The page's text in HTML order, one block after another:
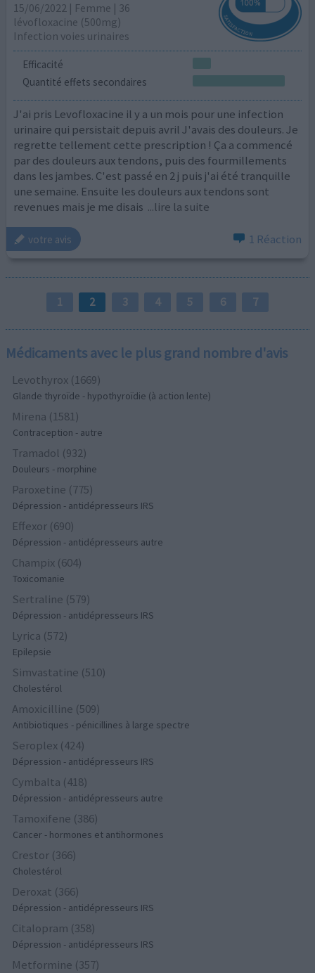
15/06/2022 | Femme | 36
lévofloxacine (500mg)
Infection voies urinaires
Efficacité
Quantité effets secondaires
J'ai pris Levofloxacine il y a un mois pour une infection
urinaire qui persistait depuis avril J'avais des douleurs. Je
regrette tellement cette prescription ! Ça a commencé
par des douleurs aux tendons, puis des fourmillements
dans les jambes. C'est passé en 2 j puis j'ai été tranquille
une semaine. Ensuite les douleurs aux tendons sont
revenues mais je me disais ...lire la suite
votre avis 1 Réaction
1 2 3 4 5 6 7
Médicaments avec le plus grand nombre d'avis
Levothyrox (1669)
Glande thyroïde - hypothyroïdie (à action lente)
Mirena (1581)
Contraception - autre
Tramadol (932)
Douleurs - morphine
Paroxetine (775)
Dépression - antidépresseurs IRS
Effexor (690)
Dépression - antidépresseurs autre
Champix (604)
Toxicomanie
Sertraline (579)
Dépression - antidépresseurs IRS
Lyrica (572)
Epilepsie
Simvastatine (510)
Cholestérol
Amoxicilline (509)
Antibiotiques - pénicillines à large spectre
Seroplex (424)
Dépression - antidépresseurs IRS
Cymbalta (418)
Dépression - antidépresseurs autre
Tamoxifene (386)
Cancer - hormones et antihormones
Crestor (366)
Cholestérol
Deroxat (366)
Dépression - antidépresseurs IRS
Citalopram (358)
Dépression - antidépresseurs IRS
Metformine (357)